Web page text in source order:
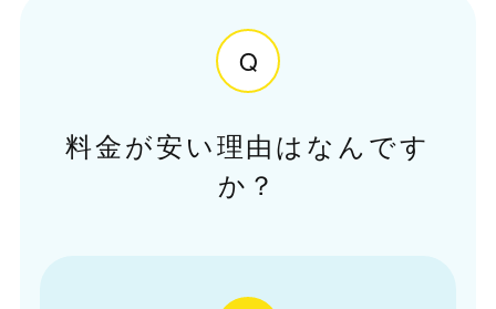
Q
料金が安い理由はなんです
か？